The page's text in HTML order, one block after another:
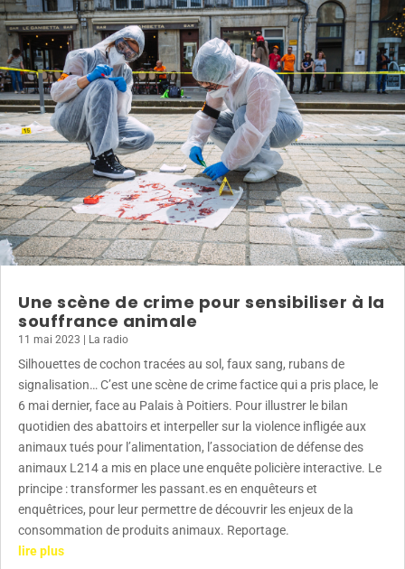
Une scène de crime pour sensibiliser à la
souffrance animale
11 mai 2023 La radio
Silhouettes de cochon tracées au sol, faux sang, rubans de
signalisation… C’est une scène de crime factice qui a pris place, le
6 mai dernier, face au Palais à Poitiers. Pour illustrer le bilan
quotidien des abattoirs et interpeller sur la violence infligée aux
animaux tués pour l’alimentation, l’association de défense des
animaux L214 a mis en place une enquête policière interactive. Le
principe : transformer les passant.es en enquêteurs et
enquêtrices, pour leur permettre de découvrir les enjeux de la
consommation de produits animaux. Reportage.
lire plus